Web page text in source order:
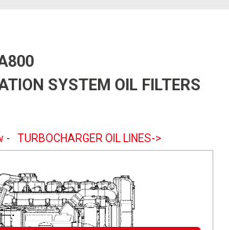
SYSTEM OIL FILTERS
- TURBOCHARGER OIL LINES->